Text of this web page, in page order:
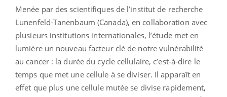
Menée par des scientifiques de l’institut de recherche
Lunenfeld-Tanenbaum (Canada), en collaboration avec
plusieurs institutions internationales, l’étude met en
lumière un nouveau facteur clé de notre vulnérabilité
au cancer : la durée du cycle cellulaire, c’est-à-dire le
temps que met une cellule à se diviser. Il apparaît en
effet que plus une cellule mutée se divise rapidement,